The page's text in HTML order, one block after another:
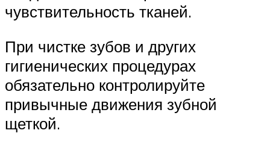
чувствительность тканей.
При чистке зубов и других
гигиенических процедурах
обязательно контролируйте
привычные движения зубной
щеткой.